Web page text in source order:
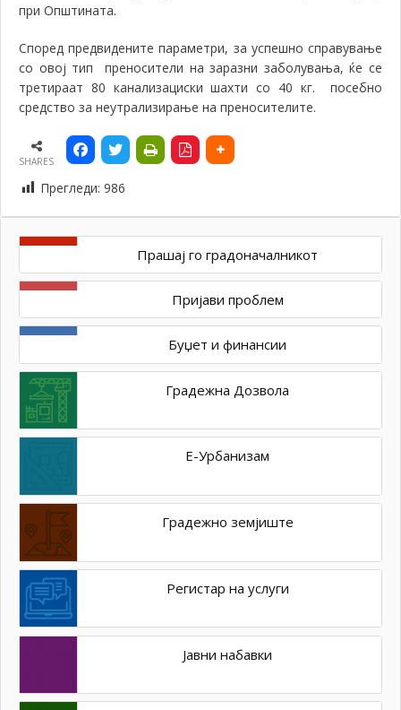
при Општината.
Според предвидените параметри, за успешно справување
со овој тип преносители на заразни заболувања, ќе се
третираат 80 канализациски шахти со 40 кг. посебно
средство за неутрализирање на преносителите.
SHARES
Прегледи: 986
Прашај го градоначалникот
Пријави проблем
Буџет и финансии
Градежна Дозвола
Е-Урбанизам
Градежно земјиште
Регистар на услуги
Јавни набавки